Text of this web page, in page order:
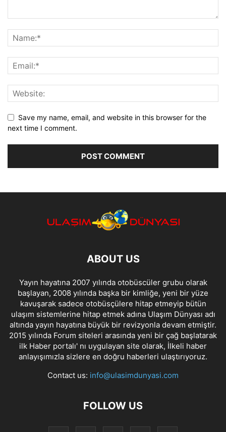
Save my name, email, and website in this browser for the
next time I comment.
ABOUT US
Yayın hayatına 2007 yılında otobüscüler grubu olarak
başlayan, 2008 yılında başka bir kimliğe, yeni bir yüze
kavuşarak sadece otobüsçülere hitap etmeyip bütün
ulaşım sistemlerine hitap etmek adına Ulaşım Dünyası adı
altında yayın hayatına büyük bir revizyonla devam etmiştir.
2015 yılında Forum siteleri arasında yeni bir çağ başlatarak
ilk Haber portalı' nı uygulayan site olarak, İlkeli haber
anlayışımızla sizlere en doğru haberleri ulaştırıyoruz.
Contact us: info@ulasimdunyasi.com
FOLLOW US